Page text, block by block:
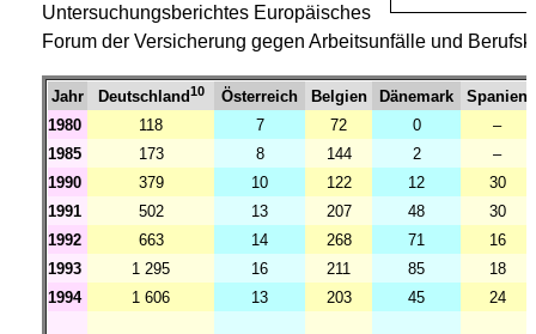
Untersuchungsberichtes Europäisches
Forum der Versicherung gegen Arbeitsunfälle und
Jahr Deutschland10 Österreich Belgien Dänemark
Spanien
1980
118 7 72 0
–
1985
173 8 144 2
–
1990
379 10 122 12
30
1991
502 13 207 48
30
1992
663 14 268 71
16
1993
1 295 16 211 85
18
1994
1 606 13 203 45 24